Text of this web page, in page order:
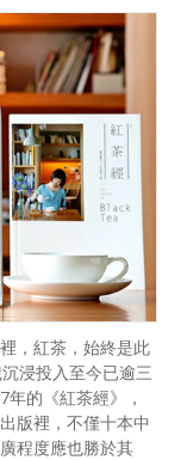
，紅茶，始終是此
浸投入至今已逾三
的《紅茶經》，
版裡，不僅十本中
程度應也勝於其